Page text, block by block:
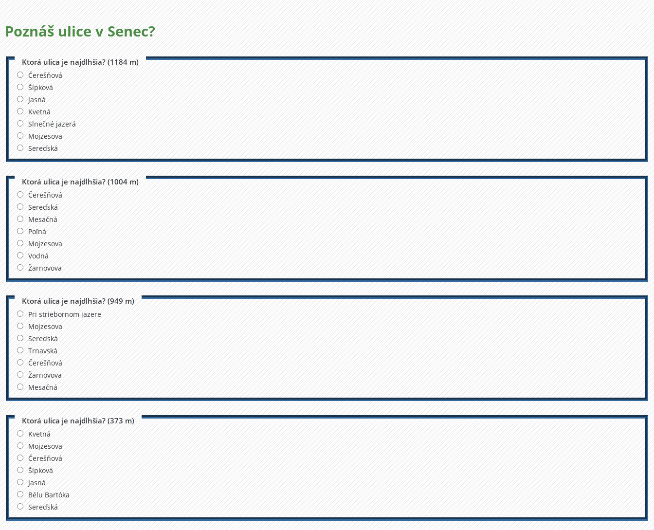
Poznáš ulice vSenec?
Ktorá ulica je najdlhšia? (1184 m)
Čerešňová
Šípková
Jasná
Kvetná
Slnečné jazerá
Mojzesova
Sereďská
Ktorá ulica je najdlhšia? (1004 m)
Čerešňová
Sereďská
Mesačná
Poľná
Mojzesova
Vodná
Žarnovova
Ktorá ulica je najdlhšia? (949 m)
Pri striebornom jazere
Mojzesova
Sereďská
Trnavská
Čerešňová
Žarnovova
Mesačná
Ktorá ulica je najdlhšia? (373 m)
Kvetná
Mojzesova
Čerešňová
Šípková
Jasná
Bélu Bartóka
Sereďská